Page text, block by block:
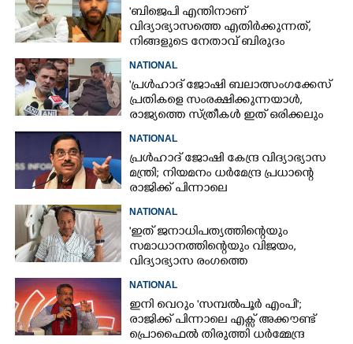
'ബിജെപി എന്തിനാണ്
വിദ്യാഭ്യാസത്തെ എതിർക്കുന്നത്,
നിങ്ങളുടെ നേതാവ് ബിരുദം
NATIONAL
'പ്രൾഹാദ് ജോഷി ബലാത്സംഗക്കേസ്
പ്രതികളെ സംരക്ഷിക്കുന്നയാൾ,
രാജ്യത്തെ സ്ത്രീകൾ ഇത് ഒരിക്കലും
NATIONAL
പ്രൾഹാദ് ജോഷി കേന്ദ്ര വിദ്യാഭ്യാസ
മന്ത്രി; നിയമനം ധർമേന്ദ്ര പ്രധാന്റെ
രാജിക്ക് പിന്നാലെ
NATIONAL
'ഇത് ജനാധിപത്യത്തിന്റെയും
സമാധാനത്തിന്റെയും വിജയം,
വിദ്യാഭ്യാസ രംഗത്തെ
NATIONAL
ഇനി വെറും 'സമ്പൽപൂർ എംപി';
രാജിക്ക് പിന്നാലെ എക്സ് അക്കൗണ്ട്
പ്രൊഫൈൽ തിരുത്തി ധർമ്മേന്ദ്ര